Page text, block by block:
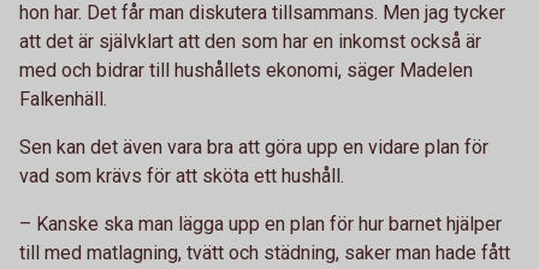
hon har. Det får man diskutera tillsammans. Men jag tycker
att det är självklart att den som har en inkomst också är
med och bidrar till hushållets ekonomi, säger Madelen
Falkenhäll.
Sen kan det även vara bra att göra upp en vidare plan för
vad som krävs för att sköta ett hushåll.
– Kanske ska man lägga upp en plan för hur barnet hjälper
till med matlagning, tvätt och städning, saker man hade fått